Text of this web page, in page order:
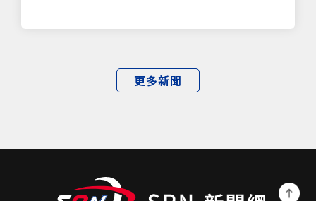
更多新聞